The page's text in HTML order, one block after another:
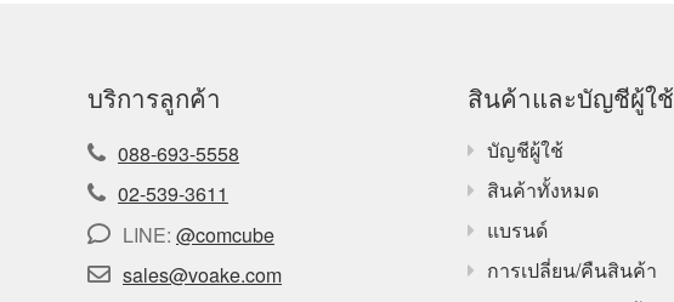
บริการลูกค้า
088-693-5558
02-539-3611
LINE: @comcube
sales@voake.com
สินค้าและบัญชีผู้ใช้
บัญชีผู้ใช้
สินค้าทั้งหมด
แบรนด์
การเปลี่ยน/คืนสินค้า